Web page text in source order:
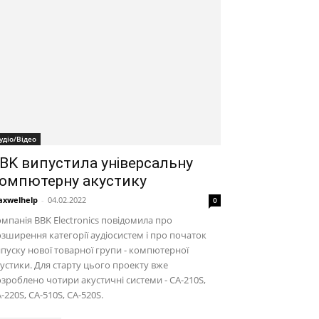
Відео
випустила універсальну
акустику
- 04.02.2022 0
BBK Electronics повідомила про
категорії аудіосистем і про початок
нової товарної групи - компютерної
Для старту цього проекту вже
чотири акустичні системи - CA-210S,
220S, CA-510S, CA-520S.